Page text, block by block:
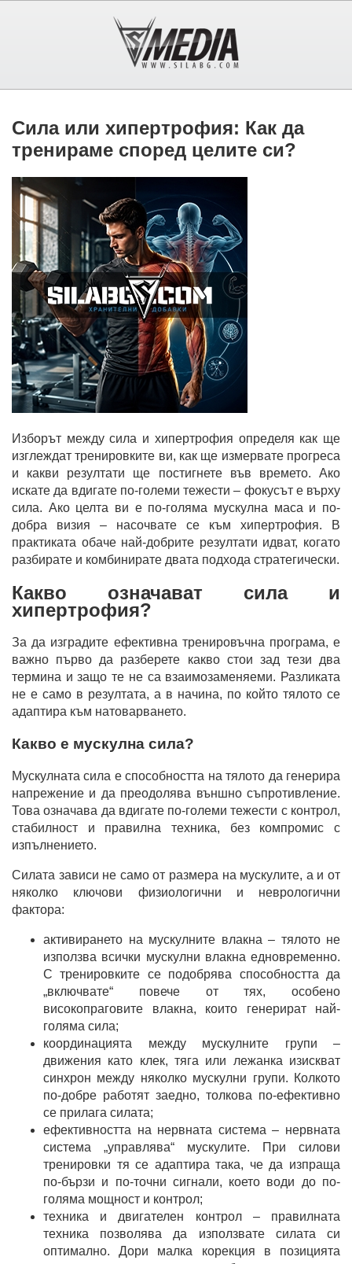
Сила или хипертрофия: Как да
тренираме според целите си?
Изборът между сила и хипертрофия определя как ще
изглеждат тренировките ви, как ще измервате прогреса
и какви резултати ще постигнете във времето. Ако
искате да вдигате по-големи тежести – фокусът е върху
сила. Ако целта ви е по-голяма мускулна маса и по-
добра визия – насочвате се към хипертрофия. В
практиката обаче най-добрите резултати идват, когато
разбирате и комбинирате двата подхода стратегически.
Какво означават сила и
хипертрофия?
За да изградите ефективна тренировъчна програма, е
важно първо да разберете какво стои зад тези два
термина и защо те не са взаимозаменяеми. Разликата
не е само в резултата, а в начина, по който тялото се
адаптира към натоварването.
Какво е мускулна сила?
Мускулната сила е способността на тялото да генерира
напрежение и да преодолява външно съпротивление.
Това означава да вдигате по-големи тежести с контрол,
стабилност и правилна техника, без компромис с
изпълнението.
Силата зависи не само от размера на мускулите, а и от
няколко ключови физиологични и неврологични
фактора:
активирането на мускулните влакна – тялото не
използва всички мускулни влакна едновременно.
С тренировките се подобрява способността да
„включвате“ повече от тях, особено
високопраговите влакна, които генерират най-
голяма сила;
координацията между мускулните групи –
движения като клек, тяга или лежанка изискват
синхрон между няколко мускулни групи. Колкото
по-добре работят заедно, толкова по-ефективно
се прилага силата;
ефективността на нервната система – нервната
система „управлява“ мускулите. При силови
тренировки тя се адаптира така, че да изпраща
по-бързи и по-точни сигнали, което води до по-
голяма мощност и контрол;
техника и двигателен контрол – правилната
техника позволява да използвате силата си
оптимално. Дори малка корекция в позицията